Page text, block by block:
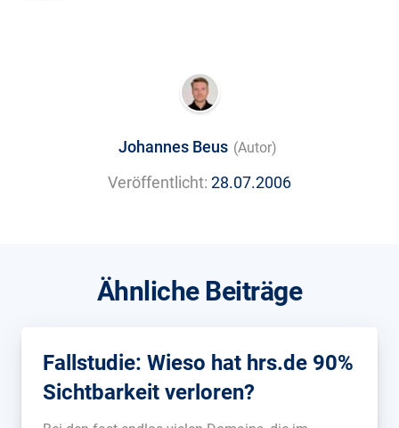
Johannes Beus (Autor)
Veröffentlicht: 28.07.2006
Ähnliche Beiträge
Fallstudie: Wieso hat hrs.de 90%
Sichtbarkeit verloren?